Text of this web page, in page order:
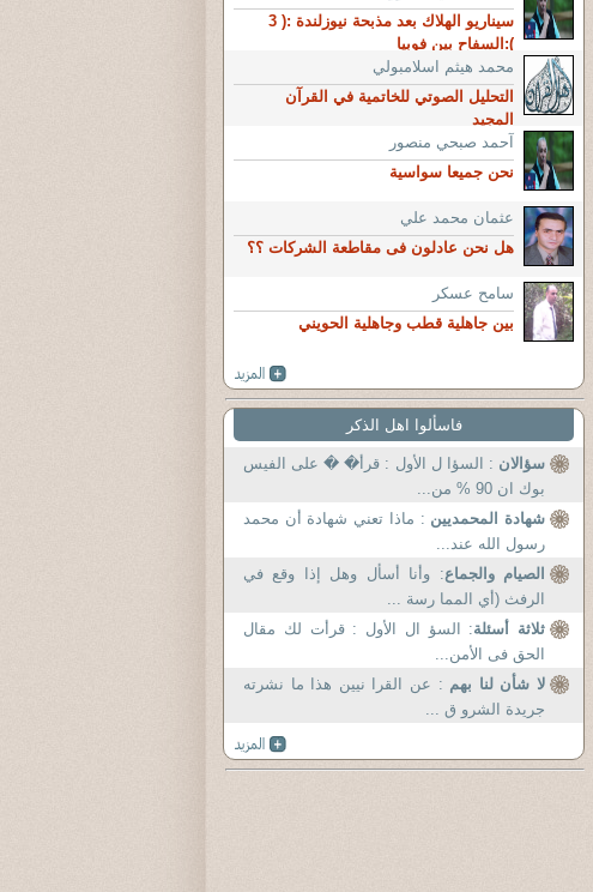
سيناريو الهلاك بعد مذبحة نيوزلندة :( 3
):السفاح بين فوبيا
محمد هيثم اسلامبولي
التحليل الصوتي للخاتمية في القرآن
المجيد
آحمد صبحي منصور
نحن جميعا سواسية
عثمان محمد علي
هل نحن عادلون فى مقاطعة الشركات ؟؟
سامح عسكر
بين جاهلية قطب وجاهلية الحويني
فاسألوا اهل الذكر
سؤالان : السؤا ل الأول : قرأ� � على الفيس
بوك ان 90 % من...
شهادة المحمديين : ماذا تعني شهادة أن محمد
رسول الله عند...
الصيام والجماع: وأنا أسأل وهل إذا وقع في
الرفث (أي المما رسة ...
ثلاثة أسئلة: السؤ ال الأول : قرأت لك مقال
الحق فى الأمن...
لا شأن لنا بهم : عن القرا نيين هذا ما نشرته
جريدة الشرو ق ...